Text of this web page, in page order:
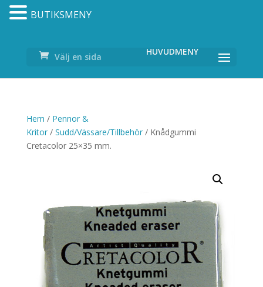
Välj en sida
Hem / Pennor &
Kritor/ Sudd/Vässare/Tillbehör/ Knådgummi
Cretacolor 25×35 mm.
BUTIKSMENY